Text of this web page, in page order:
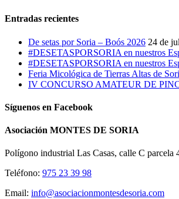
Entradas recientes
De setas por Soria – Boós 2026 24 de
#DESETASPORSORIA en nuestros
#DESETASPORSORIA en nuestros
Feria Micológica de Tierras Altas de
IV CONCURSO AMATEUR DE
Síguenos en Facebook
Asociación MONTES DE SORIA
Polígono industrial Las Casas, calle C parcela
Teléfono: 975 23 39 98
Email: info@asociacionmontesdesoria.com